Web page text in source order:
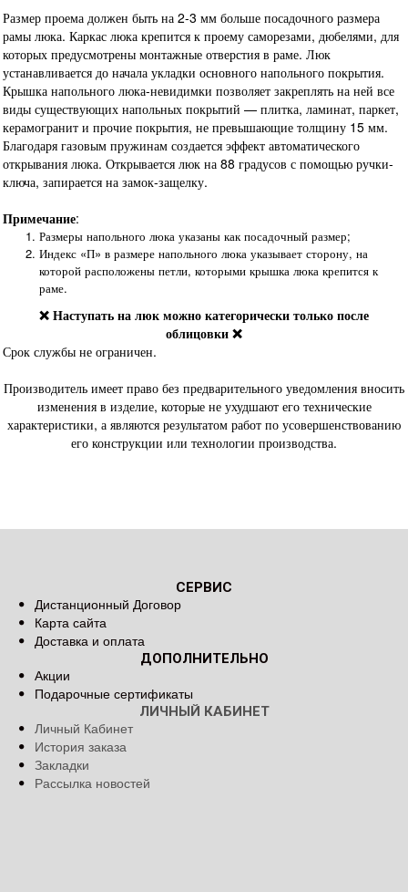
Размер проема должен быть на 2-3 мм больше посадочного размера
рамы люка. Каркас люка крепится к проему саморезами, дюбелями, для
которых предусмотрены монтажные отверстия в раме. Люк
устанавливается до начала укладки основного напольного покрытия.
Крышка напольного люка-невидимки позволяет закреплять на ней все
виды существующих напольных покрытий — плитка, ламинат, паркет,
керамогранит и прочие покрытия, не превышающие толщину 15 мм.
Благодаря газовым пружинам создается эффект автоматического
открывания люка. Открывается люк на 88 градусов с помощью ручки-
ключа, запирается на замок-защелку.
Примечание:
Размеры напольного люка указаны как посадочный размер;
Индекс «П» в размере напольного люка указывает сторону, на
которой расположены петли, которыми крышка люка крепится к
раме.
❌ Наступать на люк можно категорически только после
облицовки ❌
Срок службы не ограничен.
Производитель имеет право без предварительного уведомления вносить
изменения в изделие, которые не ухудшают его технические
характеристики, а являются результатом работ по усовершенствованию
его конструкции или технологии производства.
СЕРВИС
Дистанционный Договор
Карта сайта
Доставка и оплата
ДОПОЛНИТЕЛЬНО
Акции
Подарочные сертификаты
ЛИЧНЫЙ КАБИНЕТ
Личный Кабинет
История заказа
Закладки
Рассылка новостей